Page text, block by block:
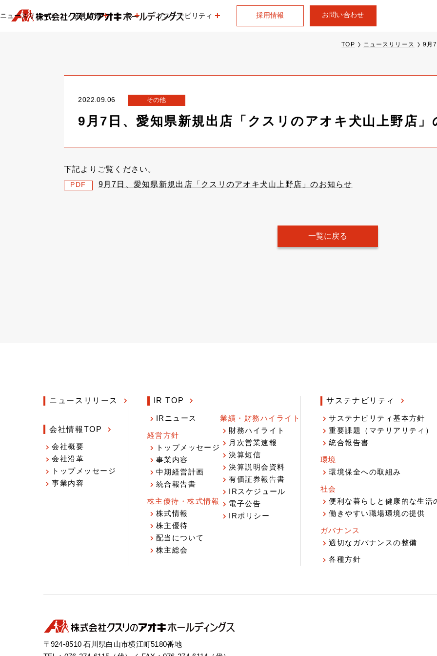
ニュースリリース 会社情報 IR サステナビリティ 採用情報 お問い合わせ
TOP ニュースリリース 9月
2022.09.06 その他
9月7日、愛知県新規出店「クスリのアオキ犬山上野店
下記よりご覧ください。
PDF 9月7日、愛知県新規出店「クスリのアオキ犬山上野店」のお知らせ
一覧に戻る
ニュースリリース
会社情報TOP
会社概要
会社沿革
トップメッセージ
事業内容
IR TOP
IRニュース
経営方針
トップメッセージ
事業内容
中期経営計画
統合報告書
株主優待・株式情報
株式情報
株主優待
配当について
株主総会
業績・財務ハイライト
財務ハイライト
月次営業速報
決算短信
決算説明会資料
有価証券報告書
IRスケジュール
電子公告
IRポリシー
サステナビリティ
サステナビリティ基本方針
重要課題（マテリアリティ）
統合報告書
環境
環境保全への取組み
社会
便利な暮らしと健康的な生活
働きやすい職場環境の提供
ガバナンス
適切なガバナンスの整備
各種方針
〒924-8510 石川県白山市横江町5180番地